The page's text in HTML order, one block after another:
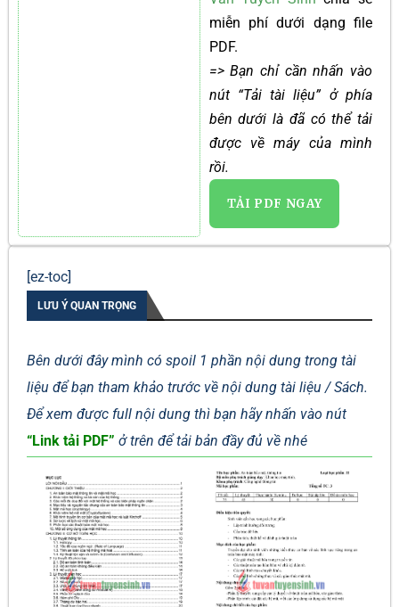
miễn phí dưới dạng file
PDF.
=> Bạn chỉ cần nhấn vào
nút “Tải tài liệu” ở phía
bên dưới là đã có thể tải
được về máy của mình
rồi.
TẢI PDF NGAY
[ez-toc]
LƯU Ý QUAN TRỌNG
Bên dưới đây mình có spoil 1 phần nội dung trong tài
liệu để bạn tham khảo trước về nội dung tài liệu / Sách.
Để xem được full nội dung thì bạn hãy nhấn vào nút
“Link tải PDF” ở trên để tải bản đầy đủ về nhé